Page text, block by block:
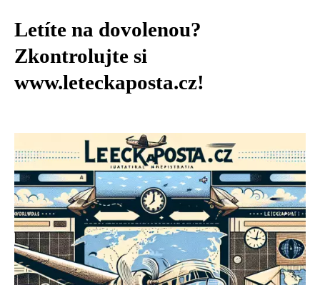
Letíte na dovolenou?
Zkontrolujte si
www.leteckaposta.cz!